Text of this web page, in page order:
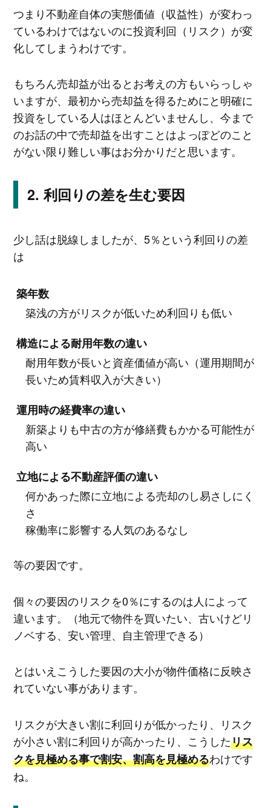
つまり不動産自体の実態価値（収益性）が変わっ
ているわけではないのに投資利回（リスク）が変
化してしまうわけです。
もちろん売却益が出るとお考えの方もいらっしゃ
いますが、最初から売却益を得るためにと明確に
投資をしている人はほとんどいませんし、今まで
のお話の中で売却益を出すことはよっぽどのこと
がない限り難しい事はお分かりだと思います。
利回りの差を生む要因
少し話は脱線しましたが、5％という利回りの差
は
築年数
築浅の方がリスクが低いため利回りも低い
構造による耐用年数の違い
耐用年数が長いと資産価値が高い（運用期間が
長いため賃料収入が大きい）
運用時の経費率の違い
新築よりも中古の方が修繕費もかかる可能性が
高い
立地による不動産評価の違い
何かあった際に立地による売却のし易さしにく
さ
稼働率に影響する人気のあるなし
等の要因です。
個々の要因のリスクを0％にするのは人によって
違います。（地元で物件を買いたい、古いけどリ
ノベする、安い管理、自主管理できる）
とはいえこうした要因の大小が物件価格に反映さ
れていない事があります。
リスクが大きい割に利回りが低かったり、リスク
が小さい割に利回りが高かったり、こうしたリス
クを見極める事で割安、割高を見極めるわけです
ね。